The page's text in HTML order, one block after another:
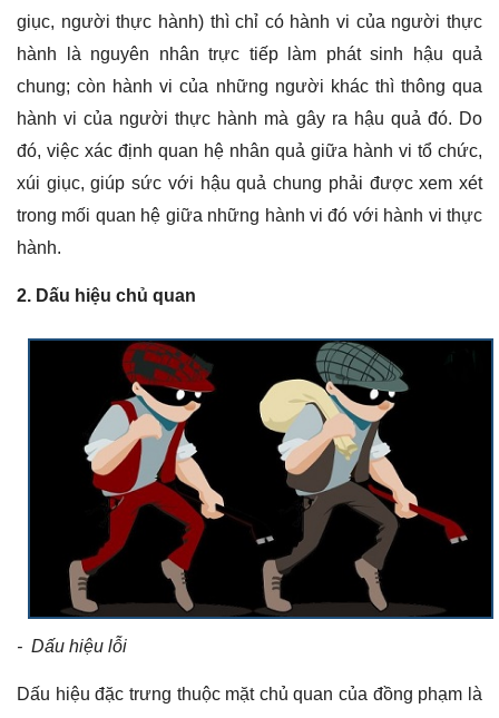
giục, người thực hành) thì chỉ có hành vi của người thực
hành là nguyên nhân trực tiếp làm phát sinh hậu quả
chung; còn hành vi của những người khác thì thông qua
hành vi của người thực hành mà gây ra hậu quả đó. Do
đó, việc xác định quan hệ nhân quả giữa hành vi tổ chức,
xúi giục, giúp sức với hậu quả chung phải được xem xét
trong mối quan hệ giữa những hành vi đó với hành vi thực
hành.
2. Dấu hiệu chủ quan
- Dấu hiệu lỗi
Dấu hiệu đặc trưng thuộc mặt chủ quan của đồng phạm là